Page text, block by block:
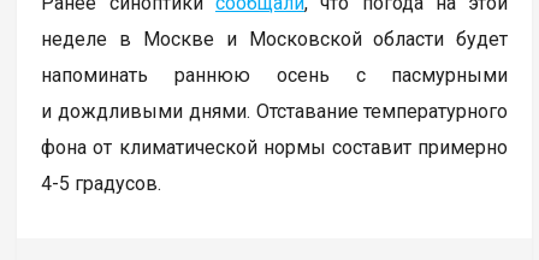
неделе в Москве и Московской области будет
напоминать раннюю осень с пасмурными
и дождливыми днями. Отставание температурного
фона от климатической нормы составит примерно
4-5 градусов.